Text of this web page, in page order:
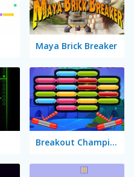
Maya Brick Breaker
Breakout Champion